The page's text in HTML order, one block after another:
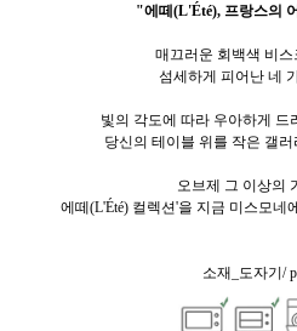
"에떼(L'Été), 프랑스의
매끄러운 회백색 비스
섬세하게 피어난 네
빛의 각도에 따라 우아하게 드
당신의 테이블 위를 작은 갤
오브제 그 이상의
에떼(L'Été) 컬렉션'을 지금 미스모
소재_도자기/